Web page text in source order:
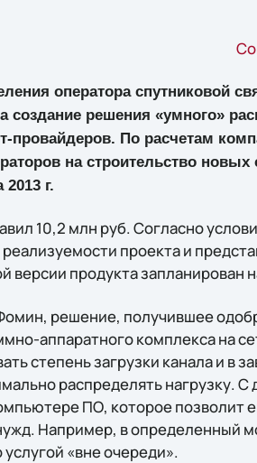
оператора спутниковой
создание решения «умного»
провайдеров. По расчетам
на строительство новых
г.
10,2 млн руб. Согласно
проекта и
версии продукта запланирован
решение, получившее
аппаратного комплекса на
степень загрузки канала и в
распределять нагрузку. С
ПО, которое позволит
Например, в определенный
«вне очереди».